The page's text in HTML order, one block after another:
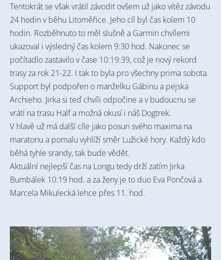
Tentokrát se však vrátil závodit ovšem už jako vítěz závodu
24 hodin v běhu Litoměřice. Jeho cíl byl čas kolem 10
hodin. Rozběhnuto to měl slušně a Garmin chvílemi
ukazoval i výsledný čas kolem 9:30 hod. Nakonec se
počítadlo zastavilo v čase 10:19:39, což je nový rekord
trasy za rok 21-22. I tak to byla pro všechny prima sobota.
Support byl podpořen o manželku Gábinu a pejska
Archieho. Jirka si teď chvíli odpočine a v budoucnu se
vrátí na trasu Half a možná okusí i náš Dogtrek.
V hlavě už má další cíle jako posun svého maxima na
maratonu a pomalu vyhlíží směr Lužické hory. Každý kdo
běhá tyhle srandy, tak bude vědět.
Aktuální nejlepší čas na Longu tedy drží zatím Jirka
Bumbálek 10:19 hod. a za ženy je to duo Eva Pončová a
Marcela Mikulecká lehce přes 11. hod.